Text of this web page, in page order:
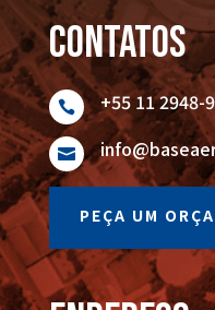
Contatos
 +55 11 2948-

PEÇA UM